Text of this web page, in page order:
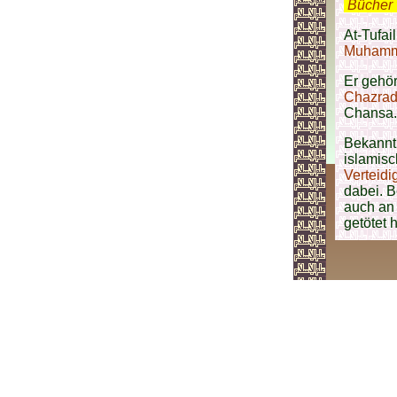
Bücher
At-
Er
Chansa.
dabei.
auch
getötet